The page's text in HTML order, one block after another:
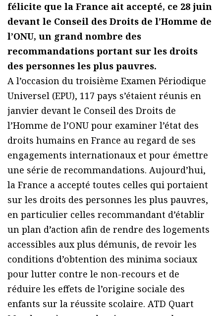
félicite que la France ait accepté, ce 28 juin
devant le Conseil des Droits de l’Homme de
l’ONU, un grand nombre des
recommandations portant sur les droits
des personnes les plus pauvres.
A l’occasion du troisième Examen Périodique
Universel (EPU), 117 pays s’étaient réunis en
janvier devant le Conseil des Droits de
l’Homme de l’ONU pour examiner l’état des
droits humains en France au regard de ses
engagements internationaux et pour émettre
une série de recommandations. Aujourd’hui,
la France a accepté toutes celles qui portaient
sur les droits des personnes les plus pauvres,
en particulier celles recommandant d’établir
un plan d’action afin de rendre des logements
accessibles aux plus démunis, de revoir les
conditions d’obtention des minima sociaux
pour lutter contre le non-recours et de
réduire les effets de l’origine sociale des
enfants sur la réussite scolaire. ATD Quart